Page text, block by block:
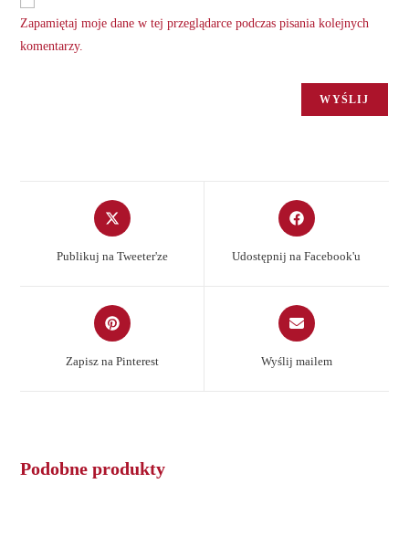
Zapamiętaj moje dane w tej przeglądarce podczas pisania kolejnych
komentarzy.
Opens
in
new
Publikuj na Tweeter'ze
Opens
in
new
Udostępnij na Facebook'u
Opens
in
Zapisz na Pinterest
Opens
in
new
Wyślij mailem
Podobne produkty